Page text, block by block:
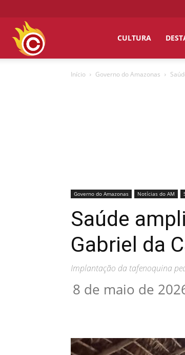
CULTURA
Início Governo do Amazonas
Governo do Amazonas Notícias do AM
Saúde
Gabriel da
Implantação da tafenoquina
8 de maio de